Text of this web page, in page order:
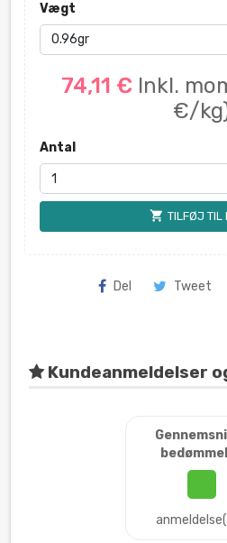
Vægt
74,11 € Inkl.
€/
Antal
shopping_cart TILFØJ TIL
Del Tweet
Kundeanmeldelser